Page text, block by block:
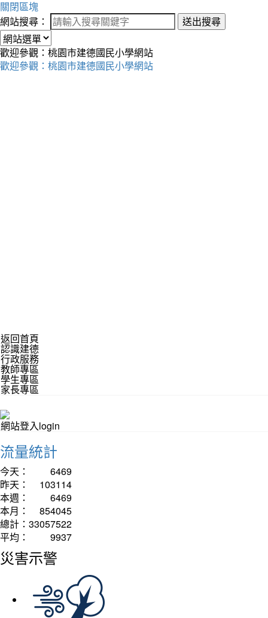
關閉區塊
網站搜尋：
送出搜尋
歡迎參觀：桃園市建德國民小學網站
歡迎參觀：桃園市建德國民小學網站
返回首頁
認識建德
行政服務
教師專區
學生專區
家長專區
網站登入login
流量統計
今天：
6469
昨天：
103114
本週：
6469
本月：
854045
總計： 33057522
平均：
9937
災害示警